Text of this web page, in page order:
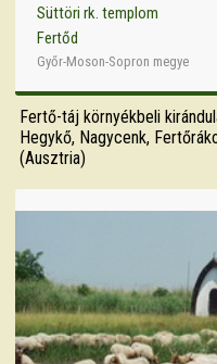
Süttöri rk. templom
Fertőd
Győr-Moson-Sopron megye
Fertő-táj környékbeli
Hegykő, Nagycenk,
(Ausztria)